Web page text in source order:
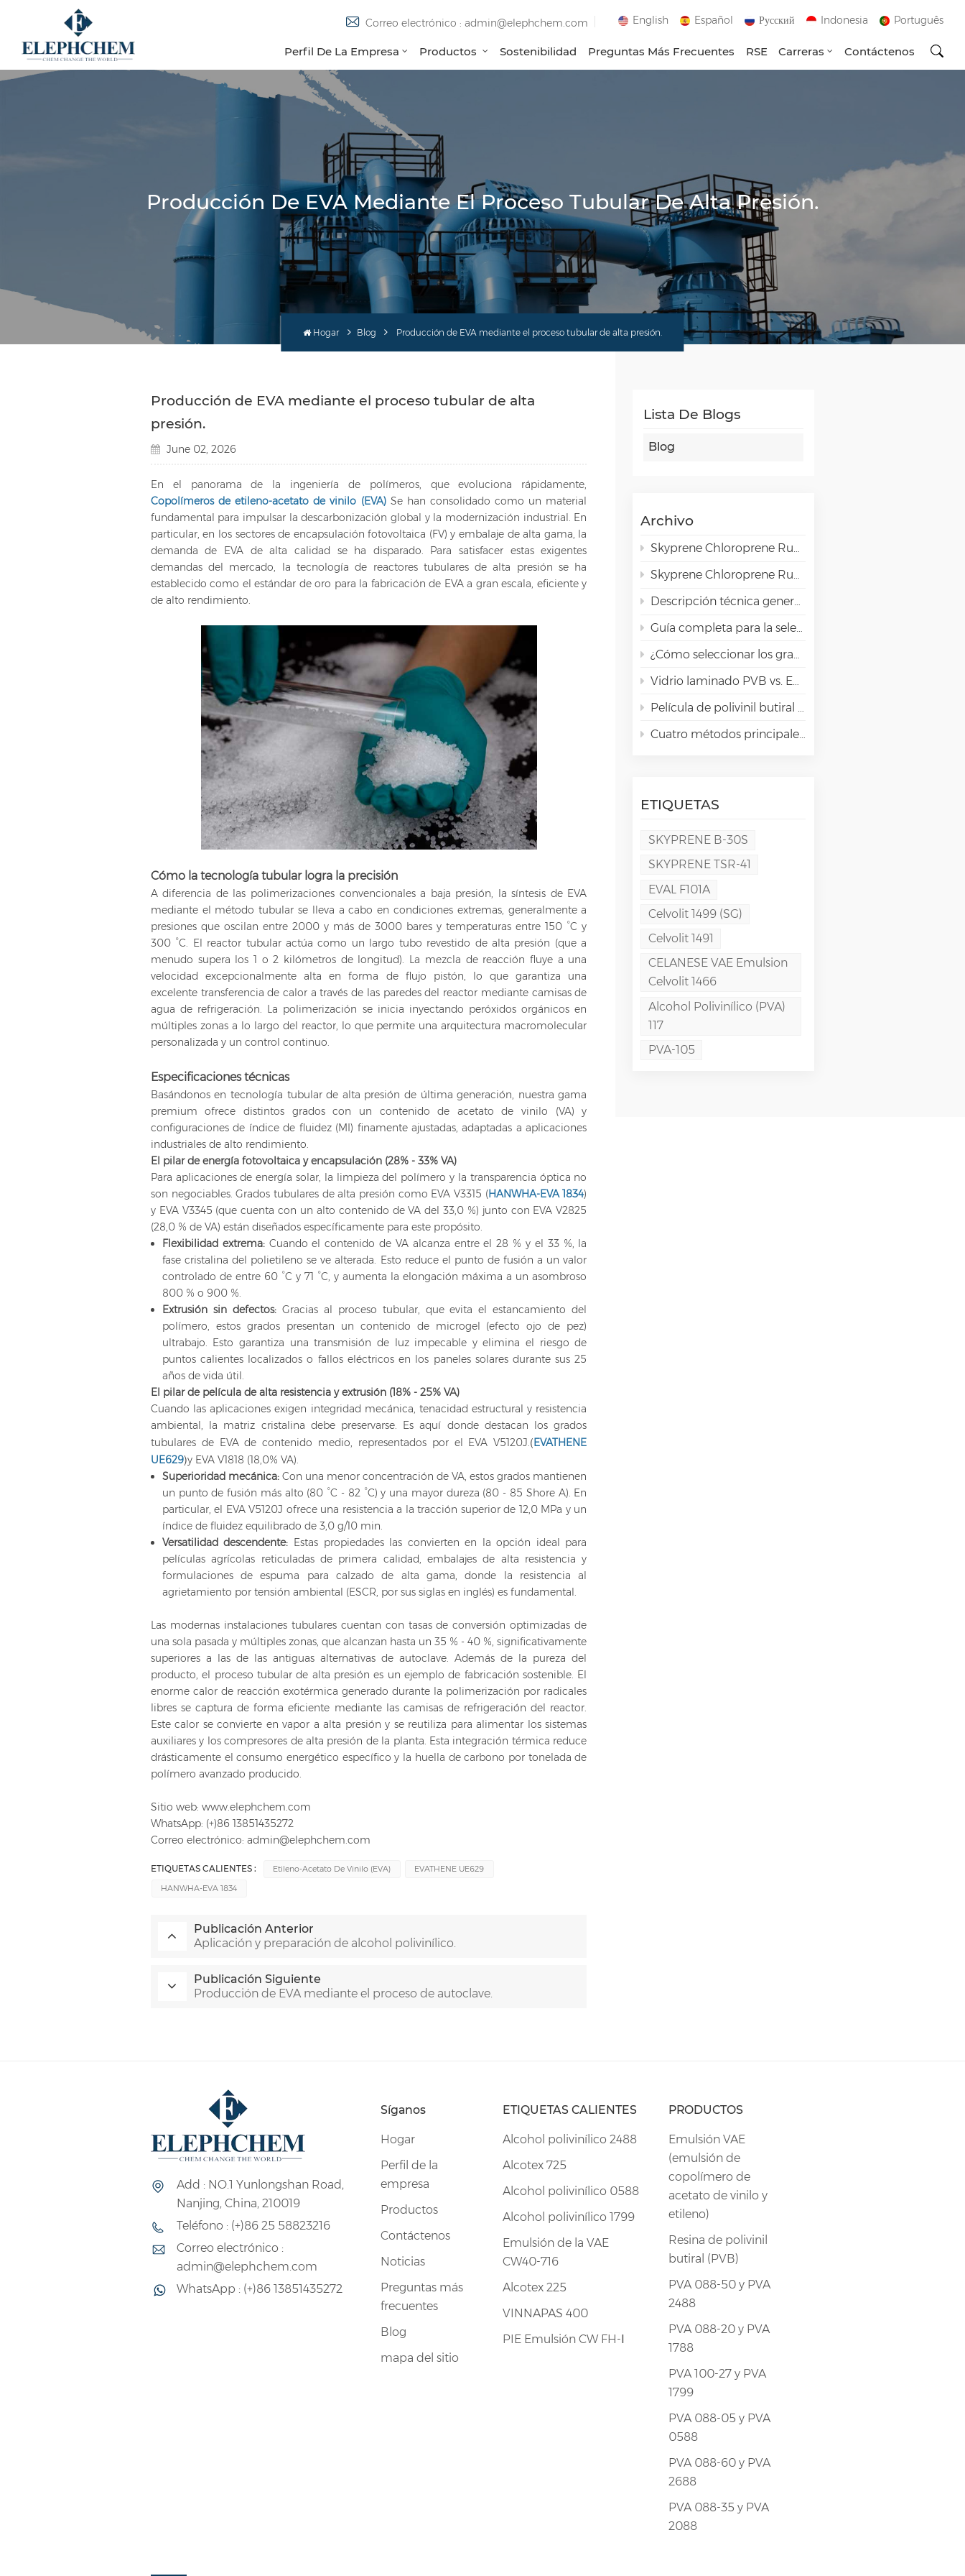
Correo electrónico : admin@elephchem.com English Español Русский Indonesia Português
Perfil De La Empresa Productos Sostenibilidad Preguntas Más Frecuentes RSE Carreras Contáctenos
Producción De EVA Mediante El Proceso Tubular De Alta Presión.
Hogar Blog Producción de EVA mediante el proceso tubular de alta presión.
Lista De Blogs
Blog
Archivo
Skyprene Chloroprene Rubber Grades for Adhesive Applications
Skyprene Chloroprene Rubber Grades for Industrial Applications
Descripción técnica general de la resina de alta barrera EVAL EVOH en aplicaciones de envasado.
Guía completa para la selección de emulsiones VAE
¿Cómo seleccionar los grados adecuados de alcohol polivinílico (PVA) para aplicaciones en papeles especiales?
Vidrio laminado PVB vs. EVA vs. SGP vs. TPU: Comparación y guía para la arquitectura moderna
Película de polivinil butiral (PVB): Química, procesamiento y aplicaciones de alto rendimiento
Cuatro métodos principales para la fabricación de películas de PVA
ETIQUETAS
SKYPRENE B-30S
SKYPRENE TSR-41
EVAL F101A
Celvolit 1499 (SG)
Celvolit 1491
CELANESE VAE Emulsion
Celvolit 1466
Alcohol Polivinílico (PVA)
117
PVA-105
Producción de EVA mediante el proceso tubular de alta
presión.
June 02, 2026
En el panorama de la ingeniería de polímeros, que evoluciona rápidamente,
Copolímeros de etileno-acetato de vinilo (EVA)Se han consolidado como un material
fundamental para impulsar la descarbonización global y la modernización industrial. En
particular, en los sectores de encapsulación fotovoltaica (FV) y embalaje de alta gama, la
demanda de EVA de alta calidad se ha disparado. Para satisfacer estas exigentes
demandas del mercado, la tecnología de reactores tubulares de alta presión se ha
establecido como el estándar de oro para la fabricación de EVA a gran escala, eficiente y
de alto rendimiento.
Cómo la tecnología tubular logra la precisión
A diferencia de las polimerizaciones convencionales a baja presión, la síntesis de EVA
mediante el método tubular se lleva a cabo en condiciones extremas, generalmente a
presiones que oscilan entre 2000 y más de 3000 bares y temperaturas entre 150 °C y
300 °C. El reactor tubular actúa como un largo tubo revestido de alta presión (que a
menudo supera los 1 o 2 kilómetros de longitud). La mezcla de reacción fluye a una
velocidad excepcionalmente alta en forma de flujo pistón, lo que garantiza una
excelente transferencia de calor a través de las paredes del reactor mediante camisas de
agua de refrigeración. La polimerización se inicia inyectando peróxidos orgánicos en
múltiples zonas a lo largo del reactor, lo que permite una arquitectura macromolecular
personalizada y un control continuo.
Especificaciones técnicas
Basándonos en tecnología tubular de alta presión de última generación, nuestra gama
premium ofrece distintos grados con un contenido de acetato de vinilo (VA) y
configuraciones de índice de fluidez (MI) finamente ajustadas, adaptadas a aplicaciones
industriales de alto rendimiento.
El pilar de energía fotovoltaica y encapsulación (28% - 33% VA)
Para aplicaciones de energía solar, la limpieza del polímero y la transparencia óptica no
son negociables. Grados tubulares de alta presión como EVA V3315 (HANWHA-EVA 1834)
y EVA V3345 (que cuenta con un alto contenido de VA del 33,0 %) junto con EVA V2825
(28,0 % de VA) están diseñados específicamente para este propósito.
Flexibilidad extrema:Cuando el contenido de VA alcanza entre el 28 % y el 33 %, la
fase cristalina del polietileno se ve alterada. Esto reduce el punto de fusión a un valor
controlado de entre 60 °C y 71 °C, y aumenta la elongación máxima a un asombroso
800 % o 900 %.
Extrusión sin defectos: Gracias al proceso tubular, que evita el estancamiento del
polímero, estos grados presentan un contenido de microgel (efecto ojo de pez)
ultrabajo. Esto garantiza una transmisión de luz impecable y elimina el riesgo de
puntos calientes localizados o fallos eléctricos en los paneles solares durante sus 25
años de vida útil.
El pilar de película de alta resistencia y extrusión (18% - 25% VA)
Cuando las aplicaciones exigen integridad mecánica, tenacidad estructural y resistencia
ambiental, la matriz cristalina debe preservarse. Es aquí donde destacan los grados
tubulares de EVA de contenido medio, representados por el EVA V5120J. (EVATHENE
UE629)y EVA V1818 (18,0% VA).
Superioridad mecánica: Con una menor concentración de VA, estos grados mantienen
un punto de fusión más alto (80 °C - 82 °C) y una mayor dureza (80 - 85 Shore A). En
particular, el EVA V5120J ofrece una resistencia a la tracción superior de 12,0 MPa y un
índice de fluidez equilibrado de 3,0 g/10 min.
Versatilidad descendente: Estas propiedades las convierten en la opción ideal para
películas agrícolas reticuladas de primera calidad, embalajes de alta resistencia y
formulaciones de espuma para calzado de alta gama, donde la resistencia al
agrietamiento por tensión ambiental (ESCR, por sus siglas en inglés) es fundamental.
Las modernas instalaciones tubulares cuentan con tasas de conversión optimizadas de
una sola pasada y múltiples zonas, que alcanzan hasta un 35 % - 40 %, significativamente
superiores a las de las antiguas alternativas de autoclave. Además de la pureza del
producto, el proceso tubular de alta presión es un ejemplo de fabricación sostenible. El
enorme calor de reacción exotérmica generado durante la polimerización por radicales
libres se captura de forma eficiente mediante las camisas de refrigeración del reactor.
Este calor se convierte en vapor a alta presión y se reutiliza para alimentar los sistemas
auxiliares y los compresores de alta presión de la planta. Esta integración térmica reduce
drásticamente el consumo energético específico y la huella de carbono por tonelada de
polímero avanzado producido.
Sitio web: www.elephchem.com
WhatsApp: (+)86 13851435272
Correo electrónico: admin@elephchem.com
ETIQUETAS CALIENTES : Etileno-Acetato De Vinilo (EVA)
EVATHENE UE629
HANWHA-EVA 1834
Publicación Anterior
Aplicación y preparación de alcohol polivinílico.
Publicación Siguiente
Producción de EVA mediante el proceso de autoclave.
Add : NO.1 Yunlongshan Road,
Nanjing, China, 210019
Teléfono : (+)86 25 58823216
Correo electrónico :
admin@elephchem.com
WhatsApp : (+)86 13851435272
Síganos
Hogar
Perfil de la
empresa
Productos
Contáctenos
Noticias
Preguntas más
frecuentes
Blog
mapa del sitio
ETIQUETAS CALIENTES
Alcohol polivinílico 2488
Alcotex 725
Alcohol polivinílico 0588
Alcohol polivinílico 1799
Emulsión de la VAE
CW40-716
Alcotex 225
VINNAPAS 400
PIE Emulsión CW FH-Ⅰ
PRODUCTOS
Emulsión VAE
(emulsión de
copolímero de
acetato de vinilo y
etileno)
Resina de polivinil
butiral (PVB)
PVA 088-50 y PVA
2488
PVA 088-20 y PVA
1788
PVA 100-27 y PVA
1799
PVA 088-05 y PVA
0588
PVA 088-60 y PVA
2688
PVA 088-35 y PVA
2088